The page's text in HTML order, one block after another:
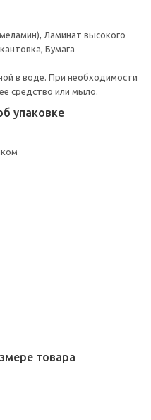
Ламинат высокого
Бумага
в воде. При необходимости
средство или мыло.
упаковке
товара